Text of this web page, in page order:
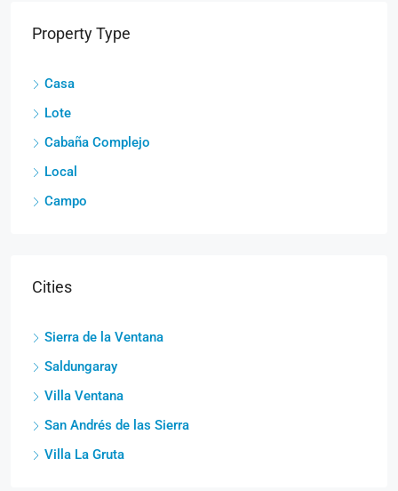
Property Type
Casa
Lote
Cabaña Complejo
Local
Campo
Cities
Sierra de la Ventana
Saldungaray
Villa Ventana
San Andrés de las Sierra
Villa La Gruta